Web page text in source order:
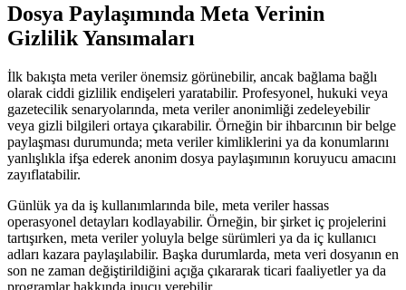
Dosya Paylaşımında Meta Verinin
Gizlilik Yansımaları
İlk bakışta meta veriler önemsiz görünebilir, ancak bağlama bağlı
olarak ciddi gizlilik endişeleri yaratabilir. Profesyonel, hukuki veya
gazetecilik senaryolarında, meta veriler anonimliği zedeleyebilir
veya gizli bilgileri ortaya çıkarabilir. Örneğin bir ihbarcının bir belge
paylaşması durumunda; meta veriler kimliklerini ya da konumlarını
yanlışlıkla ifşa ederek anonim dosya paylaşımının koruyucu amacını
zayıflatabilir.
Günlük ya da iş kullanımlarında bile, meta veriler hassas
operasyonel detayları kodlayabilir. Örneğin, bir şirket iç projelerini
tartışırken, meta veriler yoluyla belge sürümleri ya da iç kullanıcı
adları kazara paylaşılabilir. Başka durumlarda, meta veri dosyanın en
son ne zaman değiştirildiğini açığa çıkararak ticari faaliyetler ya da
programlar hakkında ipucu verebilir.